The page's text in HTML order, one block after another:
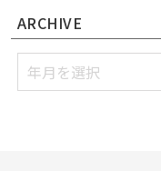
ARCHIVE